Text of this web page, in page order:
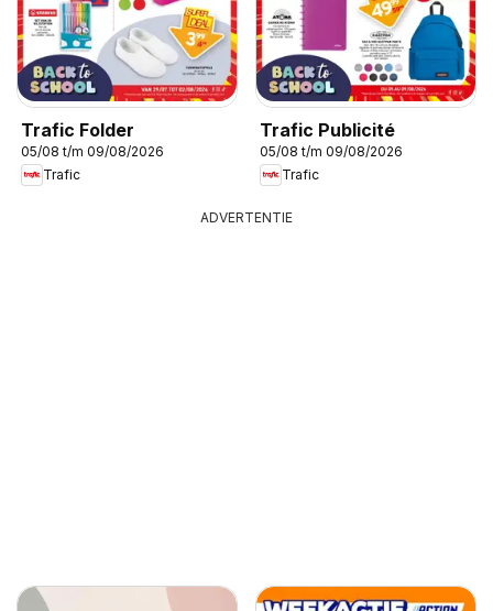
Trafic Folder
05/08 t/m 09/08/2026
Trafic
Trafic Publicité
05/08 t/m 09/08/2026
Trafic
ADVERTENTIE